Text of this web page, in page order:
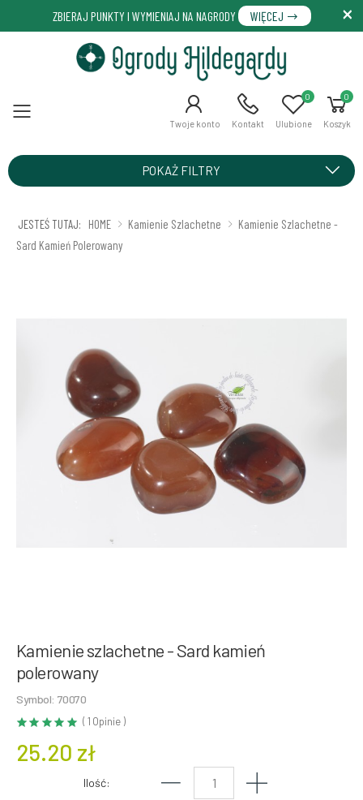
ZBIERAJ PUNKTY I WYMIENIAJ NA NAGRODY WIĘCEJ
Menu Twoje konto Kontakt Ulubione
0 0
Koszyk
POKAŻ FILTRY
JESTEŚ TUTAJ: HOME Kamienie Szlachetne
Kamienie Szlachetne -
Sard Kamień Polerowany
Kamienie szlachetne - Sard kamień
polerowany
Symbol: 70070
( 1 Opinie )
25.20 zł
Ilość: